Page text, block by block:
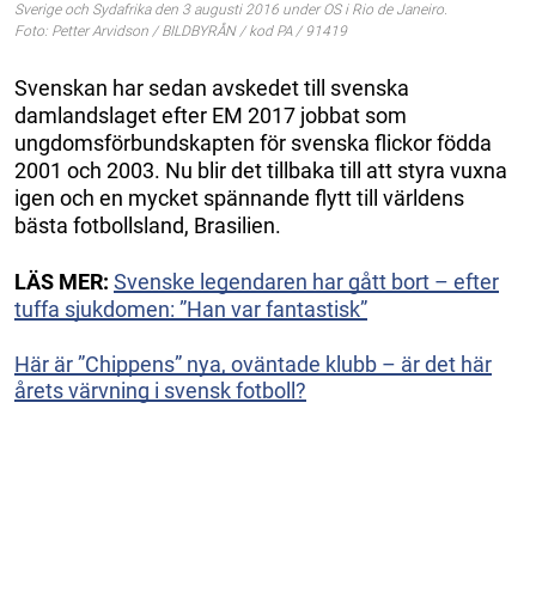
Sverige och Sydafrika den 3 augusti 2016 under OS i Rio de Janeiro.
Foto: Petter Arvidson / BILDBYRÅN / kod PA / 91419
Svenskan har sedan avskedet till svenska
damlandslaget efter EM 2017 jobbat som
ungdomsförbundskapten för svenska flickor födda
2001 och 2003. Nu blir det tillbaka till att styra vuxna
igen och en mycket spännande flytt till världens
bästa fotbollsland, Brasilien.
LÄS MER: Svenske legendaren har gått bort – efter
tuffa sjukdomen: ”Han var fantastisk”
Här är ”Chippens” nya, oväntade klubb – är det här
årets värvning i svensk fotboll?